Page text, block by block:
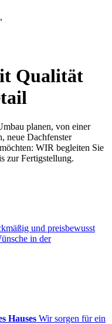
Qualität
planen, von einer
neue Dachfenster
WIR begleiten Sie
zur Fertigstellung.
und preisbewusst
in der
Hauses Wir sorgen für ein